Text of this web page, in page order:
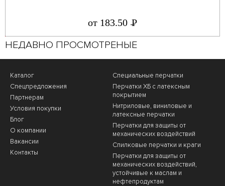
от 183.50 Р
УБ.
НЕДАВНО ПРОСМОТРЕНЫЕ
Каталог
Спецпредложения
Партнерам
Условия покупки
Блог
О компании
Вакансии
Контакты
Специальные перчатки
Перчатки ХБ с латексным
покрытием
Нитриловые, виниловые и
латексные перчатки
Перчатки для защиты от
механических воздействий
Cпилковые перчатки и краги
Перчатки для защиты от
механических воздействий,
устойчивые к маслам и
нефтепродуктам